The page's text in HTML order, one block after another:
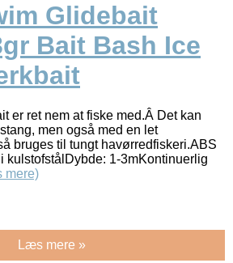
Glidebait
Bait Bash Ice
er ret nem at fiske med.Â Det kan
men også med en let
bruges til tungt havørredfiskeri.ABS
kulstofstålDybde: 1-3mKontinuerlig
mere)
Læs mere »